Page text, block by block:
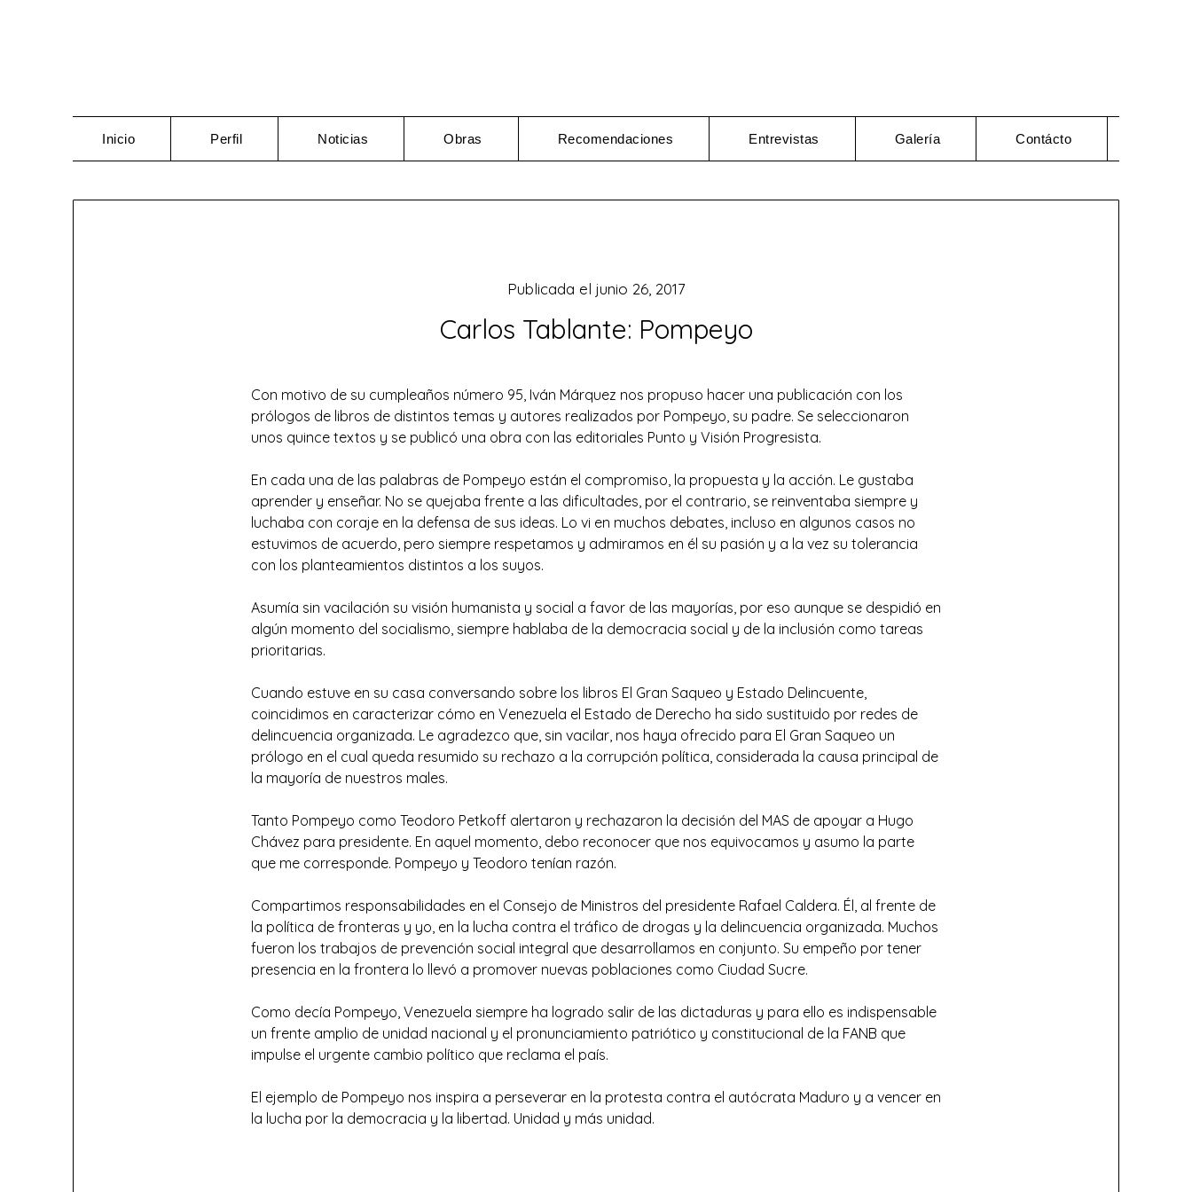
Inicio Perfil Noticias Obras Recomendaciones Entrevistas Galería Contácto
Carlos Tablante: Pompeyo
Publicada el junio 26, 2017
Con motivo de su cumpleaños número 95, Iván Márquez nos propuso hacer una publicación con los
prólogos de libros de distintos temas y autores realizados por Pompeyo, su padre. Se seleccionaron
unos quince textos y se publicó una obra con las editoriales Punto y Visión Progresista.
En cada una de las palabras de Pompeyo están el compromiso, la propuesta y la acción. Le gustaba
aprender y enseñar. No se quejaba frente a las dificultades, por el contrario, se reinventaba siempre y
luchaba con coraje en la defensa de sus ideas. Lo vi en muchos debates, incluso en algunos casos no
estuvimos de acuerdo, pero siempre respetamos y admiramos en él su pasión y a la vez su tolerancia
con los planteamientos distintos a los suyos.
Asumía sin vacilación su visión humanista y social a favor de las mayorías, por eso aunque se despidió en
algún momento del socialismo, siempre hablaba de la democracia social y de la inclusión como tareas
prioritarias.
Cuando estuve en su casa conversando sobre los libros El Gran Saqueo y Estado Delincuente,
coincidimos en caracterizar cómo en Venezuela el Estado de Derecho ha sido sustituido por redes de
delincuencia organizada. Le agradezco que, sin vacilar, nos haya ofrecido para El Gran Saqueo un
prólogo en el cual queda resumido su rechazo a la corrupción política, considerada la causa principal de
la mayoría de nuestros males.
Tanto Pompeyo como Teodoro Petkoff alertaron y rechazaron la decisión del MAS de apoyar a Hugo
Chávez para presidente. En aquel momento, debo reconocer que nos equivocamos y asumo la parte
que me corresponde. Pompeyo y Teodoro tenían razón.
Compartimos responsabilidades en el Consejo de Ministros del presidente Rafael Caldera. Él, al frente de
la política de fronteras y yo, en la lucha contra el tráfico de drogas y la delincuencia organizada. Muchos
fueron los trabajos de prevención social integral que desarrollamos en conjunto. Su empeño por tener
presencia en la frontera lo llevó a promover nuevas poblaciones como Ciudad Sucre.
Como decía Pompeyo, Venezuela siempre ha logrado salir de las dictaduras y para ello es indispensable
un frente amplio de unidad nacional y el pronunciamiento patriótico y constitucional de la FANB que
impulse el urgente cambio político que reclama el país.
El ejemplo de Pompeyo nos inspira a perseverar en la protesta contra el autócrata Maduro y a vencer en
la lucha por la democracia y la libertad. Unidad y más unidad.